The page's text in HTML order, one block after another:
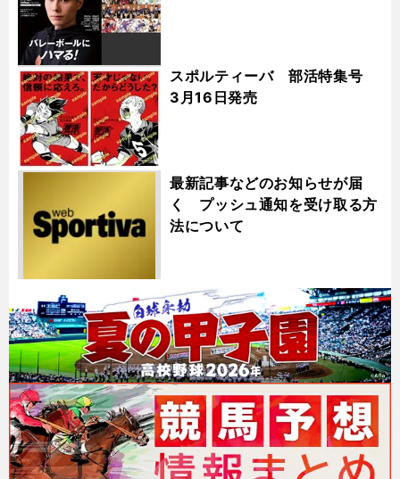
スポルティーバ 部活特集号
3月16日発売
最新記事などのお知らせが届
く プッシュ通知を受け取る方
法について